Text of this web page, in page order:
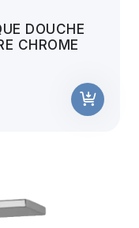
DOUCHE
CHROME